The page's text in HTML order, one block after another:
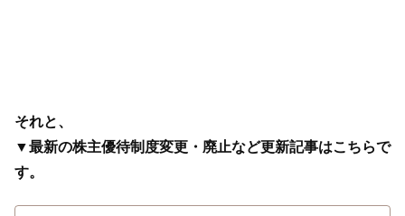
それと、
▼最新の株主優待制度変更・廃止など更新記事はこちらで
す。